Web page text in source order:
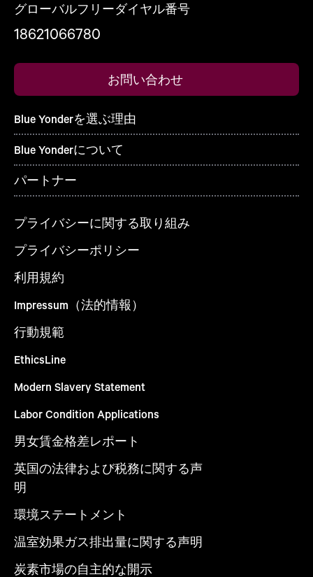
グローバルフリーダイヤル番号
18621066780
お問い合わせ
Blue Yonderを選ぶ理由
Blue Yonderについて
パートナー
プライバシーに関する取り組み
プライバシーポリシー
利用規約
Impressum（法的情報）
行動規範
EthicsLine
Modern Slavery Statement
Labor Condition Applications
男女賃金格差レポート
英国の法律および税務に関する声
明
環境ステートメント
温室効果ガス排出量に関する声明
炭素市場の自主的な開示